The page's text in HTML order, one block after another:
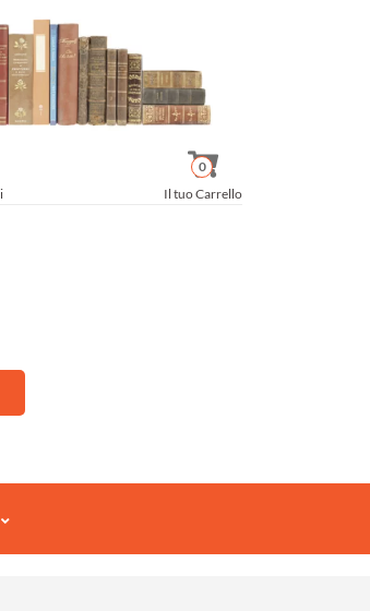
Il tuo Carrello
0